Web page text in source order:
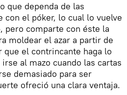
que dependa de las
con el póker, lo cual lo vuelve
pero comparte con éste la
moldear el azar a partir de
que el contrincante haga lo
al mazo cuando las cartas
demasiado para ser
ofreció una clara ventaja.